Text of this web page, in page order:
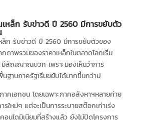
เหล็ก รับข่าวดี ปี 2560 มีการขยับตัว
ล็ก รับข่าวดี ปี 2560 มีการขยับตัวของ
ภาพรวมของราคาเหล็กในตลาดโลกเริ่ม
สัญญาณบวก เพราะมองเห็นว่าการ
ฐานภาครัฐเริ่มขยับได้มากขึ้นกว่าป
อกชน โดยเฉพาะภาคอสังหาฯหลายค่าย
รใหม่ๆ แต่จะเป็นการระบายสต๊อกเก่าเร่ง
อนโดมิเนียมที่สร้างแล้ว ยังไม่ปิดโครงการ